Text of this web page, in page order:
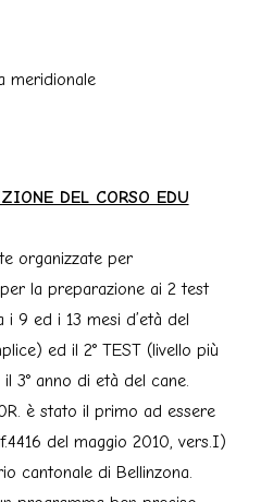
meridionale
DEL CORSO EDU
organizzate per
la preparazione ai 2 test
i 9 ed i 13 mesi d’età del
ed il 2° TEST (livello più
3° anno di età del cane.
è stato il primo ad essere
del maggio 2010, vers.I)
cantonale di Bellinzona.